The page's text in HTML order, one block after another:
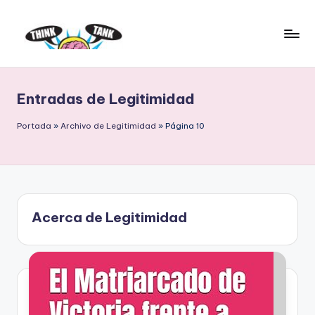
Saltar
P
r
e
c
t
o
Entradas de Legitimidad
Portada » Archivo de Legitimidad » Página 10
Acerca de Legitimidad